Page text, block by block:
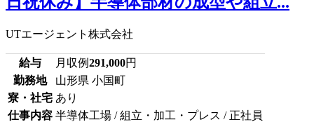
UTエージェント株式会社
給与 月収例291,000円
勤務地
山形県 小国町
寮・社宅 あり
仕事内容 半導体工場 / 組立・加工・プレス / 正社員